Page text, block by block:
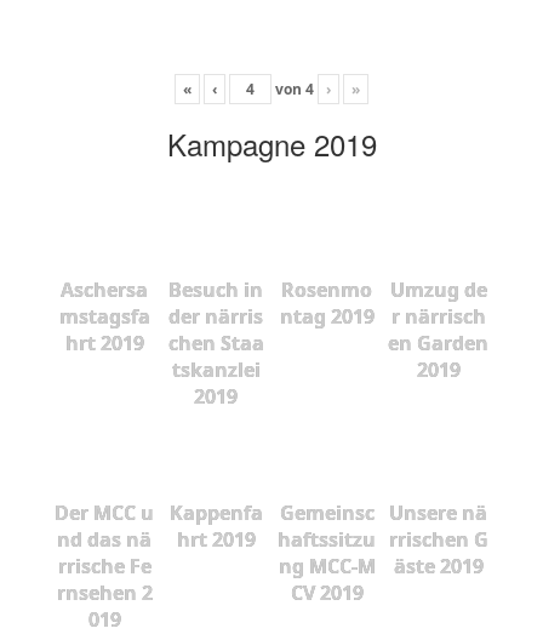
« ‹ von 4 › »
Kampagne 2019
Aschersa
mstagsfa
hrt 2019
Besuch in
der närris
chen Staa
tskanzlei
2019
Rosenmo
ntag 2019
Umzug de
r närrisch
en Garden
2019
Der MCC u
nd das nä
rrische Fe
rnsehen 2
019
Kappenfa
hrt 2019
Gemeinsc
haftssitzu
ng MCC-M
CV 2019
Unsere nä
rrischen G
äste 2019